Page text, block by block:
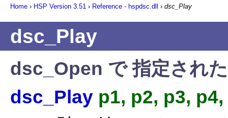
Home › HSP Version 3.51 › Reference - hspdsc.dll › dsc_Play
dsc_Play
dsc_Open で 指定され
dsc_Play p1, p2, p3,